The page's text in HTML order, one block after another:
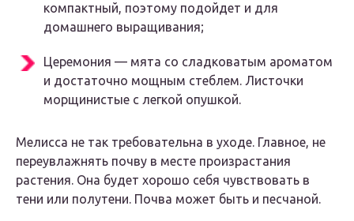
компактный, поэтому подойдет и для
домашнего выращивания;
Церемония — мята со сладковатым ароматом
и достаточно мощным стеблем. Листочки
морщинистые с легкой опушкой.
Мелисса не так требовательна в уходе. Главное, не
переувлажнять почву в месте произрастания
растения. Она будет хорошо себя чувствовать в
тени или полутени. Почва может быть и песчаной.